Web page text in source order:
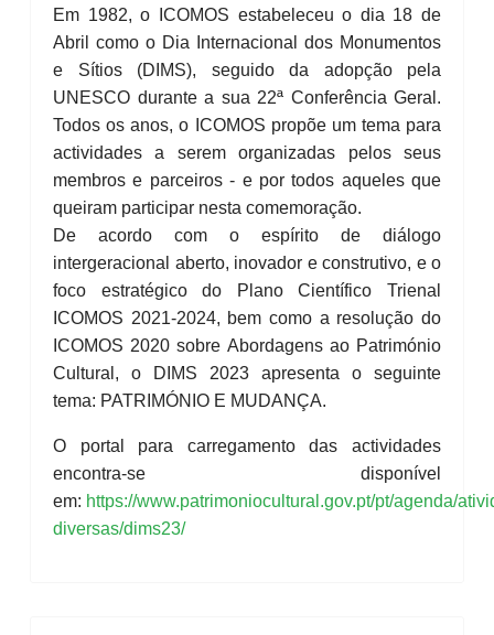
Em 1982, o ICOMOS estabeleceu o dia 18 de
Abril como o Dia Internacional dos Monumentos
e Sítios (DIMS), seguido da adopção pela
UNESCO durante a sua 22ª Conferência Geral.
Todos os anos, o ICOMOS propõe um tema para
actividades a serem organizadas pelos seus
membros e parceiros - e por todos aqueles que
queiram participar nesta comemoração.
De acordo com o espírito de diálogo
intergeracional aberto, inovador e construtivo, e o
foco estratégico do Plano Científico Trienal
ICOMOS 2021-2024, bem como a resolução do
ICOMOS 2020 sobre Abordagens ao Património
Cultural, o DIMS 2023 apresenta o seguinte
tema: PATRIMÓNIO E MUDANÇA.
O portal para carregamento das actividades
encontra-se disponível
em: https://www.patrimoniocultural.gov.pt/pt/agenda/
diversas/dims23/